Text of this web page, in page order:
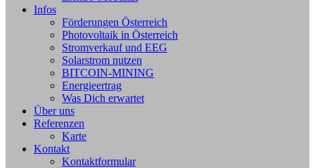
Infos
Förderungen Österreich
Photovoltaik in Österreich
Stromverkauf und EEG
Solarstrom nutzen
BITCOIN-MINING
Energieertrag
Was Dich erwartet
Über uns
Referenzen
Karte
Kontakt
Kontaktformular